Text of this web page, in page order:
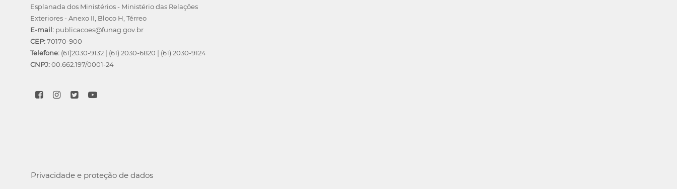
Esplanada dos Ministérios - Ministério das Relações
Exteriores - Anexo II, Bloco H, Térreo
E-mail: publicacoes@funag.gov.br
CEP:70170-900
Telefone: (61)2030-9132 | (61) 2030-6820 | (61) 2030-9124
CNPJ:00.662.197/0001-24
Privacidade e proteção de dados